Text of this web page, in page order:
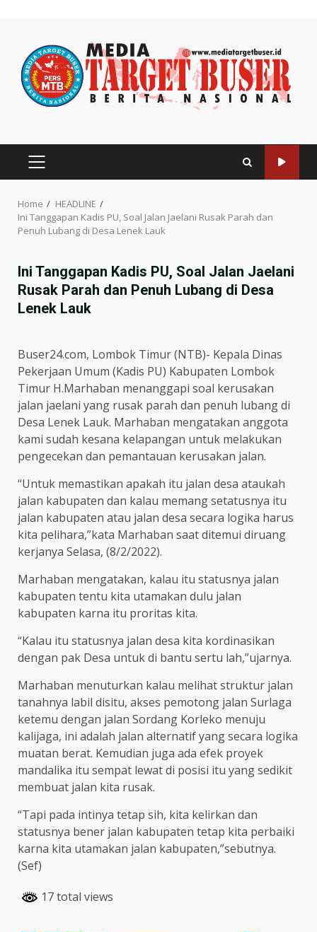
content
PRIMARY
Home
HEADLINE
Ini Tanggapan Kadis PU, Soal Jalan Jaelani Rusak Parah dan
Penuh Lubang di Desa Lenek Lauk
Ini Tanggapan Kadis PU, Soal Jalan Jaelani
Rusak Parah dan Penuh Lubang di Desa
Lenek Lauk
Buser24.com, Lombok Timur (NTB)- Kepala Dinas
Pekerjaan Umum (Kadis PU) Kabupaten Lombok
Timur H.Marhaban menanggapi soal kerusakan
jalan jaelani yang rusak parah dan penuh lubang di
Desa Lenek Lauk. Marhaban mengatakan anggota
kami sudah kesana kelapangan untuk melakukan
pengecekan dan pemantauan kerusakan jalan.
“Untuk memastikan apakah itu jalan desa ataukah
jalan kabupaten dan kalau memang setatusnya itu
jalan kabupaten atau jalan desa secara logika harus
kita pelihara,”kata Marhaban saat ditemui diruang
kerjanya Selasa, (8/2/2022).
Marhaban mengatakan, kalau itu statusnya jalan
kabupaten tentu kita utamakan dulu jalan
kabupaten karna itu proritas kita.
“Kalau itu statusnya jalan desa kita kordinasikan
dengan pak Desa untuk di bantu sertu lah,”ujarnya.
Marhaban menuturkan kalau melihat struktur jalan
tanahnya labil disitu, akses pemotong jalan Surlaga
ketemu dengan jalan Sordang Korleko menuju
kalijaga, ini adalah jalan alternatif yang secara logika
muatan berat. Kemudian juga ada efek proyek
mandalika itu sempat lewat di posisi itu yang sedikit
membuat jalan kita rusak.
“Tapi pada intinya tetap sih, kita kelirkan dan
statusnya bener jalan kabupaten tetap kita perbaiki
karna kita utamakan jalan kabupaten,”sebutnya.
(Sef)
17 total views